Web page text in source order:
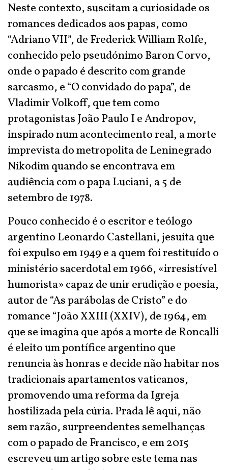
Neste contexto, suscitam a curiosidade os
romances dedicados aos papas, como
“Adriano VII”, de Frederick William Rolfe,
conhecido pelo pseudónimo Baron Corvo,
onde o papado é descrito com grande
sarcasmo, e “O convidado do papa”, de
Vladimir Volkoff, que tem como
protagonistas João Paulo I e Andropov,
inspirado num acontecimento real, a morte
imprevista do metropolita de Leninegrado
Nikodim quando se encontrava em
audiência com o papa Luciani, a 5 de
setembro de 1978.
Pouco conhecido é o escritor e teólogo
argentino Leonardo Castellani, jesuíta que
foi expulso em 1949 e a quem foi restituído o
ministério sacerdotal em 1966, «irresistível
humorista» capaz de unir erudição e poesia,
autor de “As parábolas de Cristo” e do
romance “João XXIII (XXIV), de 1964, em
que se imagina que após a morte de Roncalli
é eleito um pontífice argentino que
renuncia às honras e decide não habitar nos
tradicionais apartamentos vaticanos,
promovendo uma reforma da Igreja
hostilizada pela cúria. Prada lê aqui, não
sem razão, surpreendentes semelhanças
com o papado de Francisco, e em 2015
escreveu um artigo sobre este tema nas